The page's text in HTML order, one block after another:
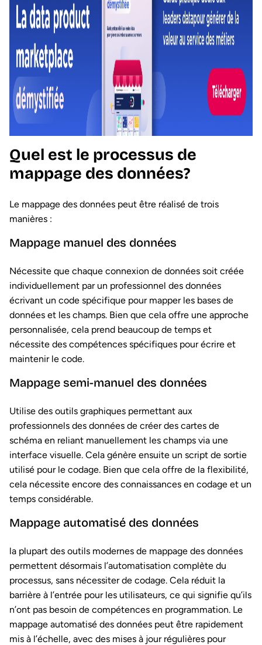
Quel est le processus de
mappage des données?
Le mappage des données peut être réalisé de trois
manières :
Mappage manuel des données
Nécessite que chaque connexion de données soit créée
individuellement par un professionnel des données
écrivant un code spécifique pour mapper les bases de
données et les champs. Bien que cela offre une approche
personnalisée, cela prend beaucoup de temps et
nécessite des compétences spécifiques pour écrire et
maintenir le code.
Mappage semi-manuel des données
Utilise des outils graphiques permettant aux
professionnels des données de créer des cartes de
schéma en reliant manuellement les champs via une
interface visuelle. Cela génère ensuite un script de sortie
utilisé pour le codage. Bien que cela offre de la flexibilité,
cela nécessite encore des connaissances en codage et un
temps considérable.
Mappage automatisé des données
la plupart des outils modernes de mappage des données
permettent désormais l’automatisation complète du
processus, sans nécessiter de codage. Cela réduit la
barrière à l’entrée pour les utilisateurs, ce qui signifie qu’ils
n’ont pas besoin de compétences en programmation. Le
mappage automatisé des données peut être rapidement
mis à l’échelle, avec des mises à jour régulières pour